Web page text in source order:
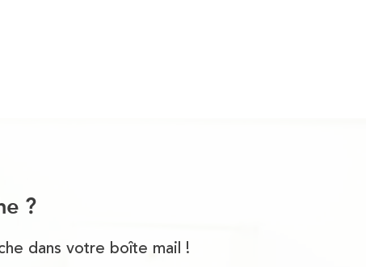
?
dans votre boîte mail !